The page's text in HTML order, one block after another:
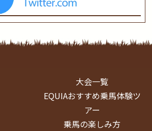
大会一覧
EQUIAおすすめ乗馬体験ツ
アー
乗馬の楽しみ方